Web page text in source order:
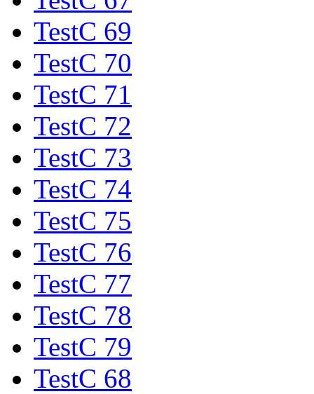
TestC 69
TestC 70
TestC 71
TestC 72
TestC 73
TestC 74
TestC 75
TestC 76
TestC 77
TestC 78
TestC 79
TestC 68